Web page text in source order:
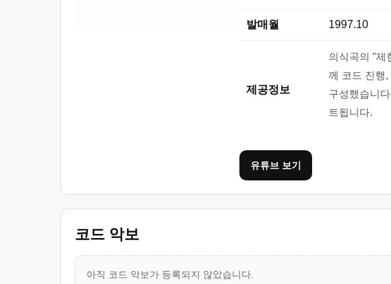
발매월 1997.10
제공정보
의식곡의 "제
께 코드 진행
구성했습니
트됩니다.
유튜브 보기
코드 악보
아직 코드 악보가 등록되지 않았습니다.